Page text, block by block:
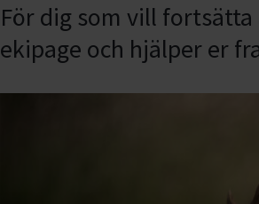
För dig som vill
ekipage och hjälper er